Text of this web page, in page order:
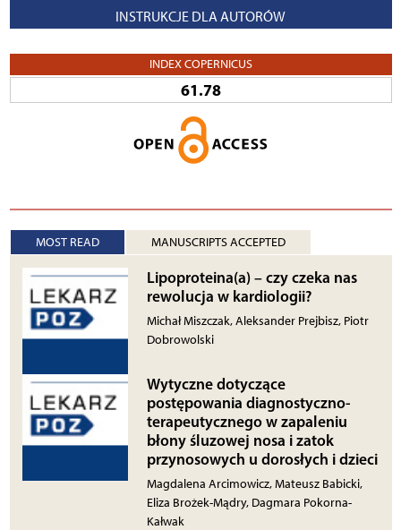
INSTRUKCJE DLA AUTORÓW
INDEX COPERNICUS
61.78
MOST READ MANUSCRIPTS ACCEPTED
Lipoproteina(a) – czy czeka nas
rewolucja w kardiologii?
Michał Miszczak, Aleksander Prejbisz, Piotr
Dobrowolski
Wytyczne dotyczące
postępowania diagnostyczno-
terapeutycznego w zapaleniu
błony śluzowej nosa i zatok
przynosowych u dorosłych i dzieci
Magdalena Arcimowicz, Mateusz Babicki,
Eliza Brożek-Mądry, Dagmara Pokorna-
Kałwak